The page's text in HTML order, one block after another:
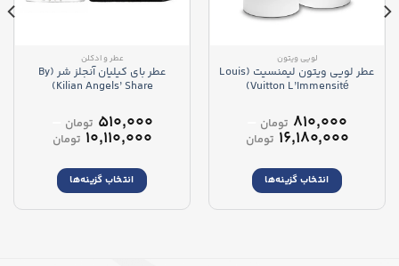
لویی ویتون
عطر لویی ویتون لیمنسیت (Louis
Vuitton L’Immensité)
۸۱۰,۰۰۰ تومان
۱۶,۱۸۰,۰۰۰ تومان
۱۶,۱۸۰,۰۰۰ تومان
انتخاب گزینه‌ها
عطر و ادکلن
عطر بای کیلیان آنجلز شر (By
Kilian Angels’ Share)
۵۱۰,۰۰۰ تومان
۱۰,۱۱۰,۰۰۰ تومان
۱۰,۱۱۰,۰۰۰
انتخاب گزینه‌ها